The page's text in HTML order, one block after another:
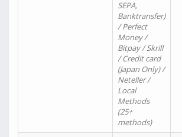
SEPA,
Banktransfer)
/ Perfect
Money /
Bitpay / Skrill
/ Credit card
(Japan Only) /
Neteller /
Local
Methods
(25+
methods)